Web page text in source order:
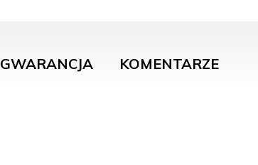
GWARANCJA KOMENTARZE